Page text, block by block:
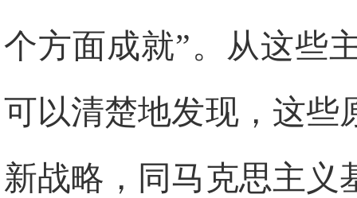
个方面成就”。从这些
可以清楚地发现，这些
新战略，同马克思主义